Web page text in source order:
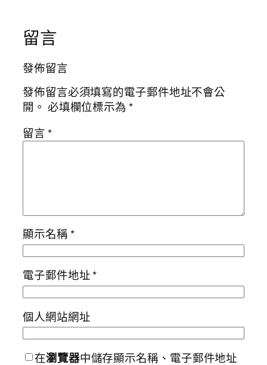
留言
發佈留言
發佈留言必須填寫的電子郵件地址不會公
開。 必填欄位標示為*
留言*
顯示名稱*
電子郵件地址*
個人網站網址
在瀏覽器中儲存顯示名稱、電子郵件地址